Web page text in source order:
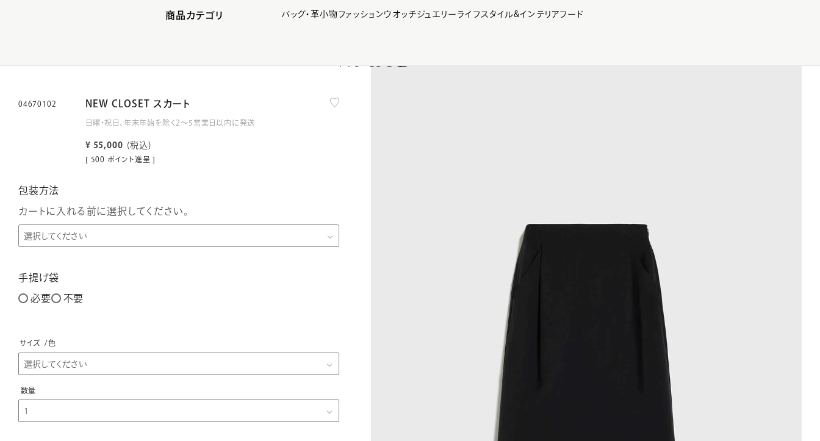
商品カテゴリ バッグ・革小物ファッションウオッチジュエリー ライフスタイル&インテリアフード
04670102 NEW CLOSET スカート
日曜・祝日、年末年始を除く2～5営業日以内に発送
¥ 55,000 税込
[ 500 ポイント進呈 ]
包装方法
カートに入れる前に選択してください。
手提げ袋
必要 不要
サイズ 色